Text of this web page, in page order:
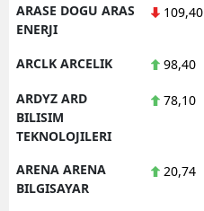
ARASE DOGU ARAS
ENERJI
109,40
ARCLK ARCELIK 98,40
ARDYZ ARD
BILISIM
TEKNOLOJILERI
78,10
ARENA ARENA
BILGISAYAR
20,74